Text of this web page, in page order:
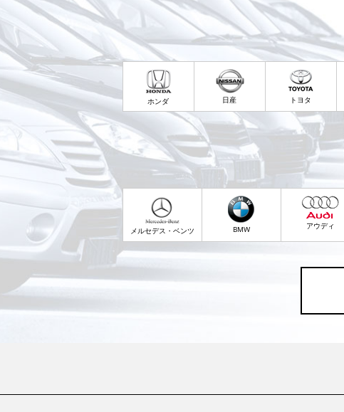
ホンダ 日産 トヨタ
メルセデス・ベンツ BMW アウディ